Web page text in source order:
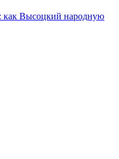
как Высоцкий народную